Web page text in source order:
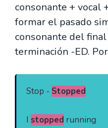
consonante + vocal
formar el pasado
consonante del
terminación -ED.
Stop - Stopped
I stopped running